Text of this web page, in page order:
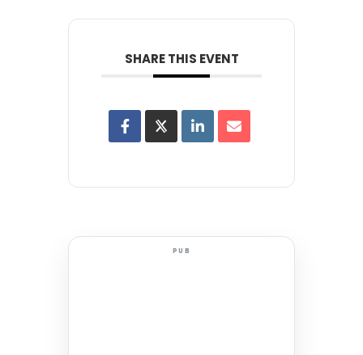
SHARE THIS EVENT
PUB